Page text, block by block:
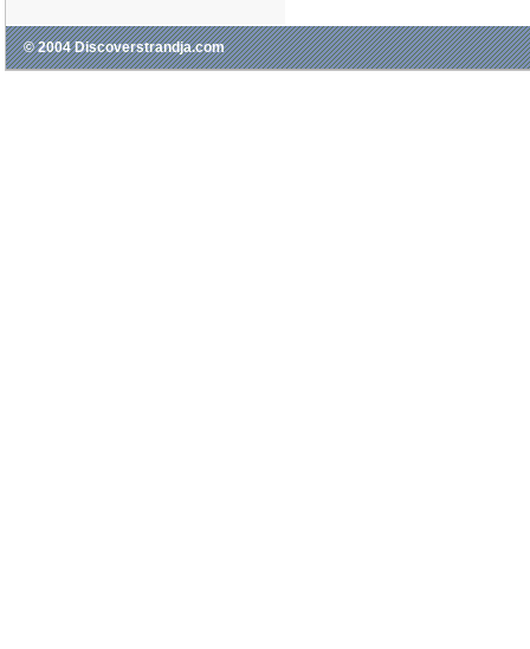
© 2004 Discoverstrandja.com